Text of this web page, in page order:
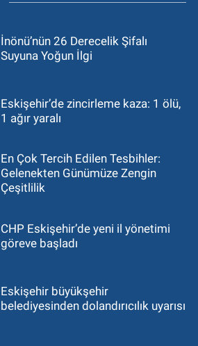
İnönü’nün 26 Derecelik Şifalı
Suyuna Yoğun İlgi
Eskişehir’de zincirleme kaza: 1 ölü,
1 ağır yaralı
En Çok Tercih Edilen Tesbihler:
Gelenekten Günümüze Zengin
Çeşitlilik
CHP Eskişehir’de yeni il yönetimi
göreve başladı
Eskişehir büyükşehir
belediyesinden dolandırıcılık uyarısı